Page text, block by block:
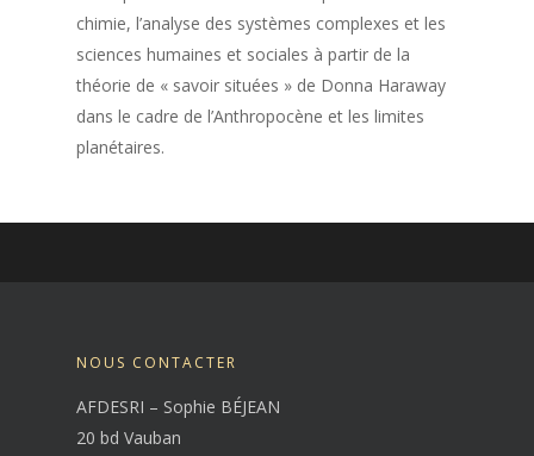
chimie, l’analyse des systèmes complexes et les
sciences humaines et sociales à partir de la
théorie de « savoir situées » de Donna Haraway
dans le cadre de l’Anthropocène et les limites
planétaires.
NOUS CONTACTER
AFDESRI – Sophie BÉJEAN
20 bd Vauban